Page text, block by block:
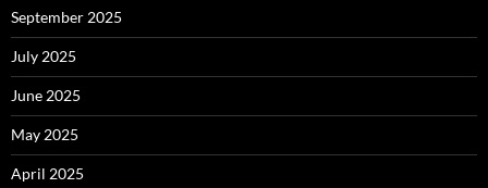
September 2025
July 2025
June 2025
May 2025
April 2025